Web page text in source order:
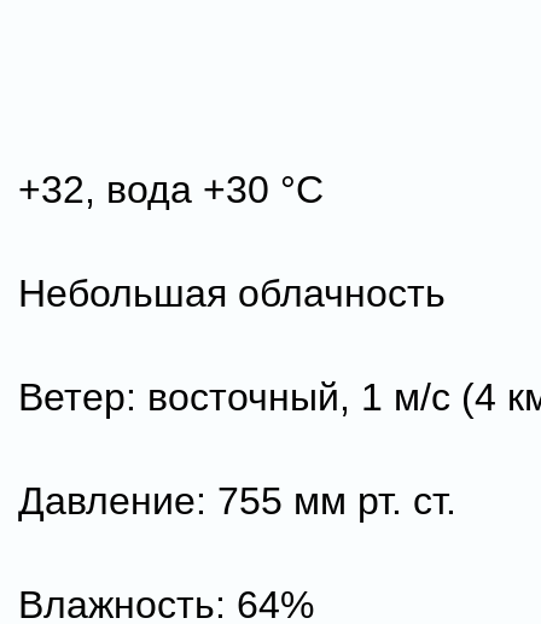
+32, вода +30 °C
Небольшая облачность
Ветер: восточный, 1 м/с (4
Давление: 755 мм рт. ст.
Влажность: 64%